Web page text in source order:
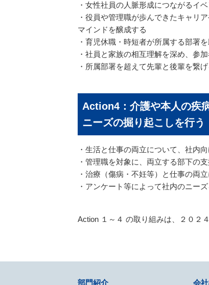
・女性社員の人脈形成につながるイ
・役員や管理職が歩んできたキャリ
マインドを醸成する
・育児休職・時短者が所属する部署
・社員と家族の相互理解を深め、参
・所属部署を超えて先輩と後輩を繋
Action4：介護や本人の疾
ニーズの掘り起こしを行う
・生活と仕事の両立について、社内
・管理職を対象に、両立する部下の
・治療（傷病・不妊等）と仕事の両
・アンケート等によって社内のニー
Action １～４ の取り組みは、２０２
部門紹介 会